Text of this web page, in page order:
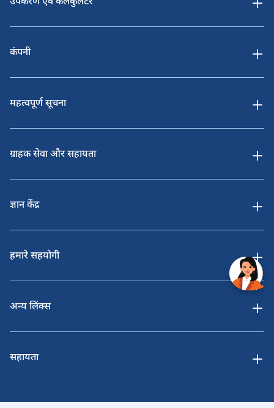
कंपनी
महत्वपूर्ण सूचना
ग्राहक सेवा और सहायता
ज्ञान केंद्र
हमारे सहयोगी
अन्य लिंक्स
सहायता